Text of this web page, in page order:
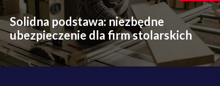
Solidna podstawa: niezbędne
ubezpieczenie dla firm stolarskich